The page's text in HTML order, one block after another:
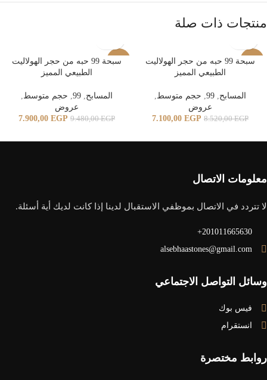
منتجات ذات صلة
-17%
سبحة 99 حبه من حجر الهولاليت
الطبيعي المميز
المسابح,
99
, حجم متوسط,
عروض
8.520,00EGP
7.100,00 EGP
-17%
سبحة 99 حبه من حجر الهولاليت
الطبيعي المميز
المسابح,
99
, حجم متوسط,
عروض
9.480,00EGP
7.900,00 EGP
معلومات الاتصال
لا تتردد في الاتصال بموظفي الاستقبال لدينا إذا كانت لديك أية أسئلة.
201011665630+
alsebhaastones@gmail.com
وسائل التواصل الاجتماعي
فيس بوك
انستقرام
روابط مختصرة